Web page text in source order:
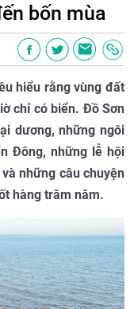
bốn mùa
hiểu rằng vùng đất
chỉ có biển. Đồ Sơn
dương, những ngôi
Đông, những lễ hội
những câu chuyện
hàng trăm năm.